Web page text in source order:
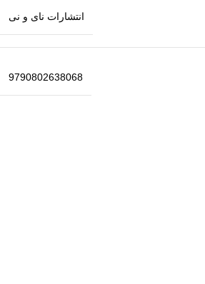
انتشارات نای و نی
9790802638068